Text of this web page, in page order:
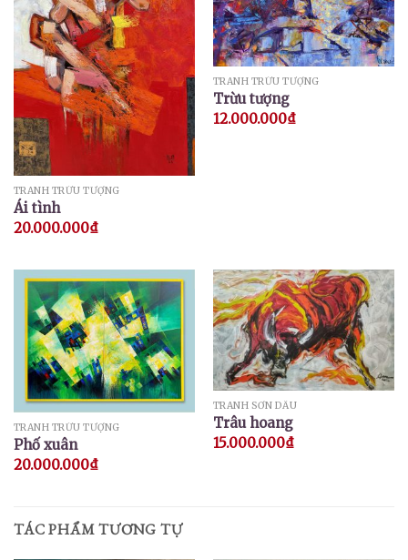
TRANH TRỪU TƯỢNG
Ái tình
20.000.000₫
TRANH TRỪU TƯỢNG
Trừu tượng
12.000.000₫
TRANH TRỪU TƯỢNG
Phố xuân
20.000.000₫
TRANH SƠN DẦU
Trâu hoang
15.000.000₫
TÁC PHẨM TƯƠNG TỰ